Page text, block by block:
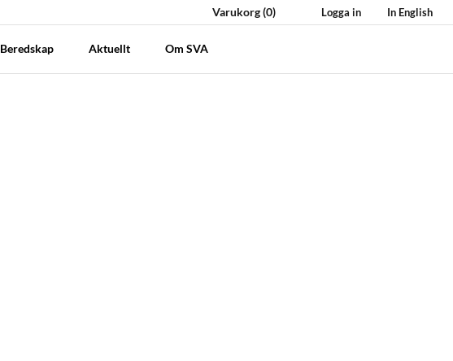
Varukorg(0) Logga in In English
Beredskap Aktuellt Om SVA